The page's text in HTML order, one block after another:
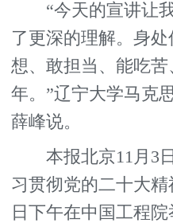
“今天的宣讲让我
了更深的理解。身
想、敢担当、能吃
年。”辽宁大学马克
薛峰说。
本报北京11月3日
习贯彻党的二十大
日下午在中国工程